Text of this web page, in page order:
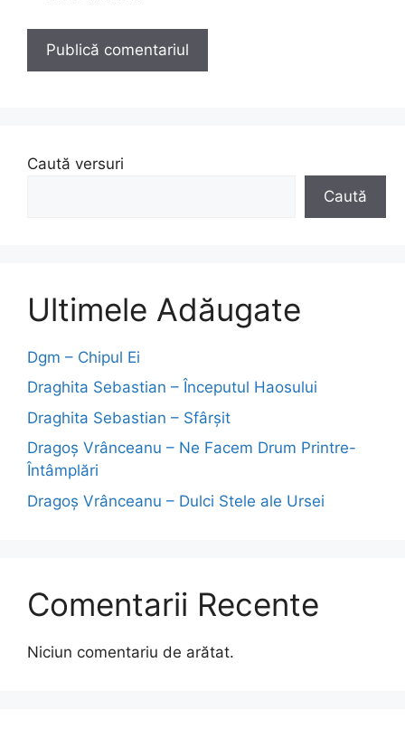
Caută versuri
Caută
Ultimele Adăugate
Dgm – Chipul Ei
Draghita Sebastian – Începutul Haosului
Draghita Sebastian – Sfârșit
Dragoş Vrânceanu – Ne Facem Drum Printre-
Întâmplări
Dragoş Vrânceanu – Dulci Stele ale Ursei
Comentarii Recente
Niciun comentariu de arătat.